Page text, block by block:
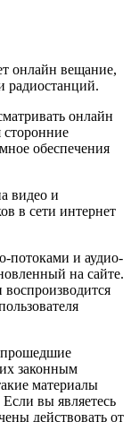
онлайн вещание,
радиостанций.
онлайн
обеспечения
видео и
в сети интернет
потоками и аудио-
на сайте.
прошедшие
законным
материалы
вы являетесь
действовать от